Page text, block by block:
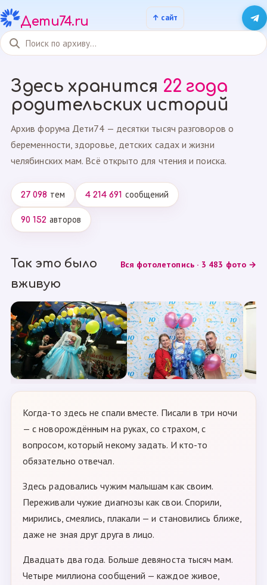
Дети74.ru
Здесь хранится 22 года
родительских историй
Архив форума Дети74 — десятки тысяч разговоров о
беременности, здоровье, детских садах и жизни
челябинских мам. Всё открыто для чтения и поиска.
27 098 тем 4 214 691 сообщений
90 152 авторов
Так это было
вживую
Вся фотолетопись · 3 483 фото →
Когда-то здесь не спали вместе. Писали в три ночи
— с новорождённым на руках, со страхом, с
вопросом, который некому задать. И кто-то
обязательно отвечал.
Здесь радовались чужим малышам как своим.
Переживали чужие диагнозы как свои. Спорили,
мирились, смеялись, плакали — и становились ближе,
даже не зная друг друга в лицо.
Двадцать два года. Больше девяноста тысяч мам.
Четыре миллиона сообщений — каждое живое,